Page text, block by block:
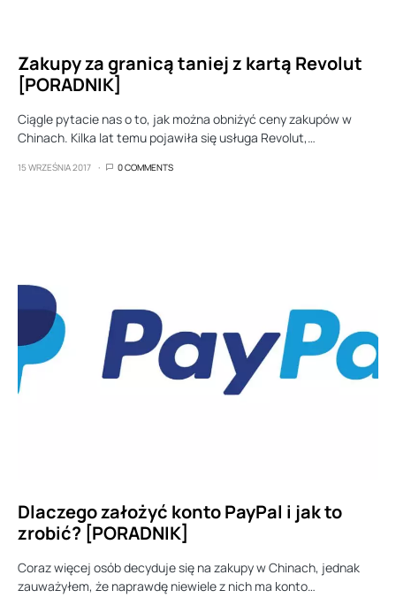
Zakupy za granicą taniej z kartą Revolut
[PORADNIK]
Ciągle pytacie nas o to, jak można obniżyć ceny zakupów w
Chinach. Kilka lat temu pojawiła się usługa Revolut,…
15 WRZEŚNIA 2017 0 COMMENTS
Dlaczego założyć konto PayPal i jak to
zrobić? [PORADNIK]
Coraz więcej osób decyduje się na zakupy w Chinach, jednak
zauważyłem, że naprawdę niewiele z nich ma konto…